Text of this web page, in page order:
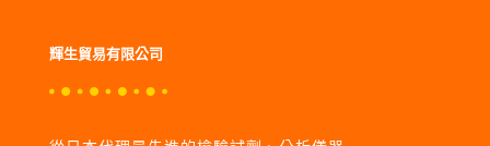
輝生貿易有限公司